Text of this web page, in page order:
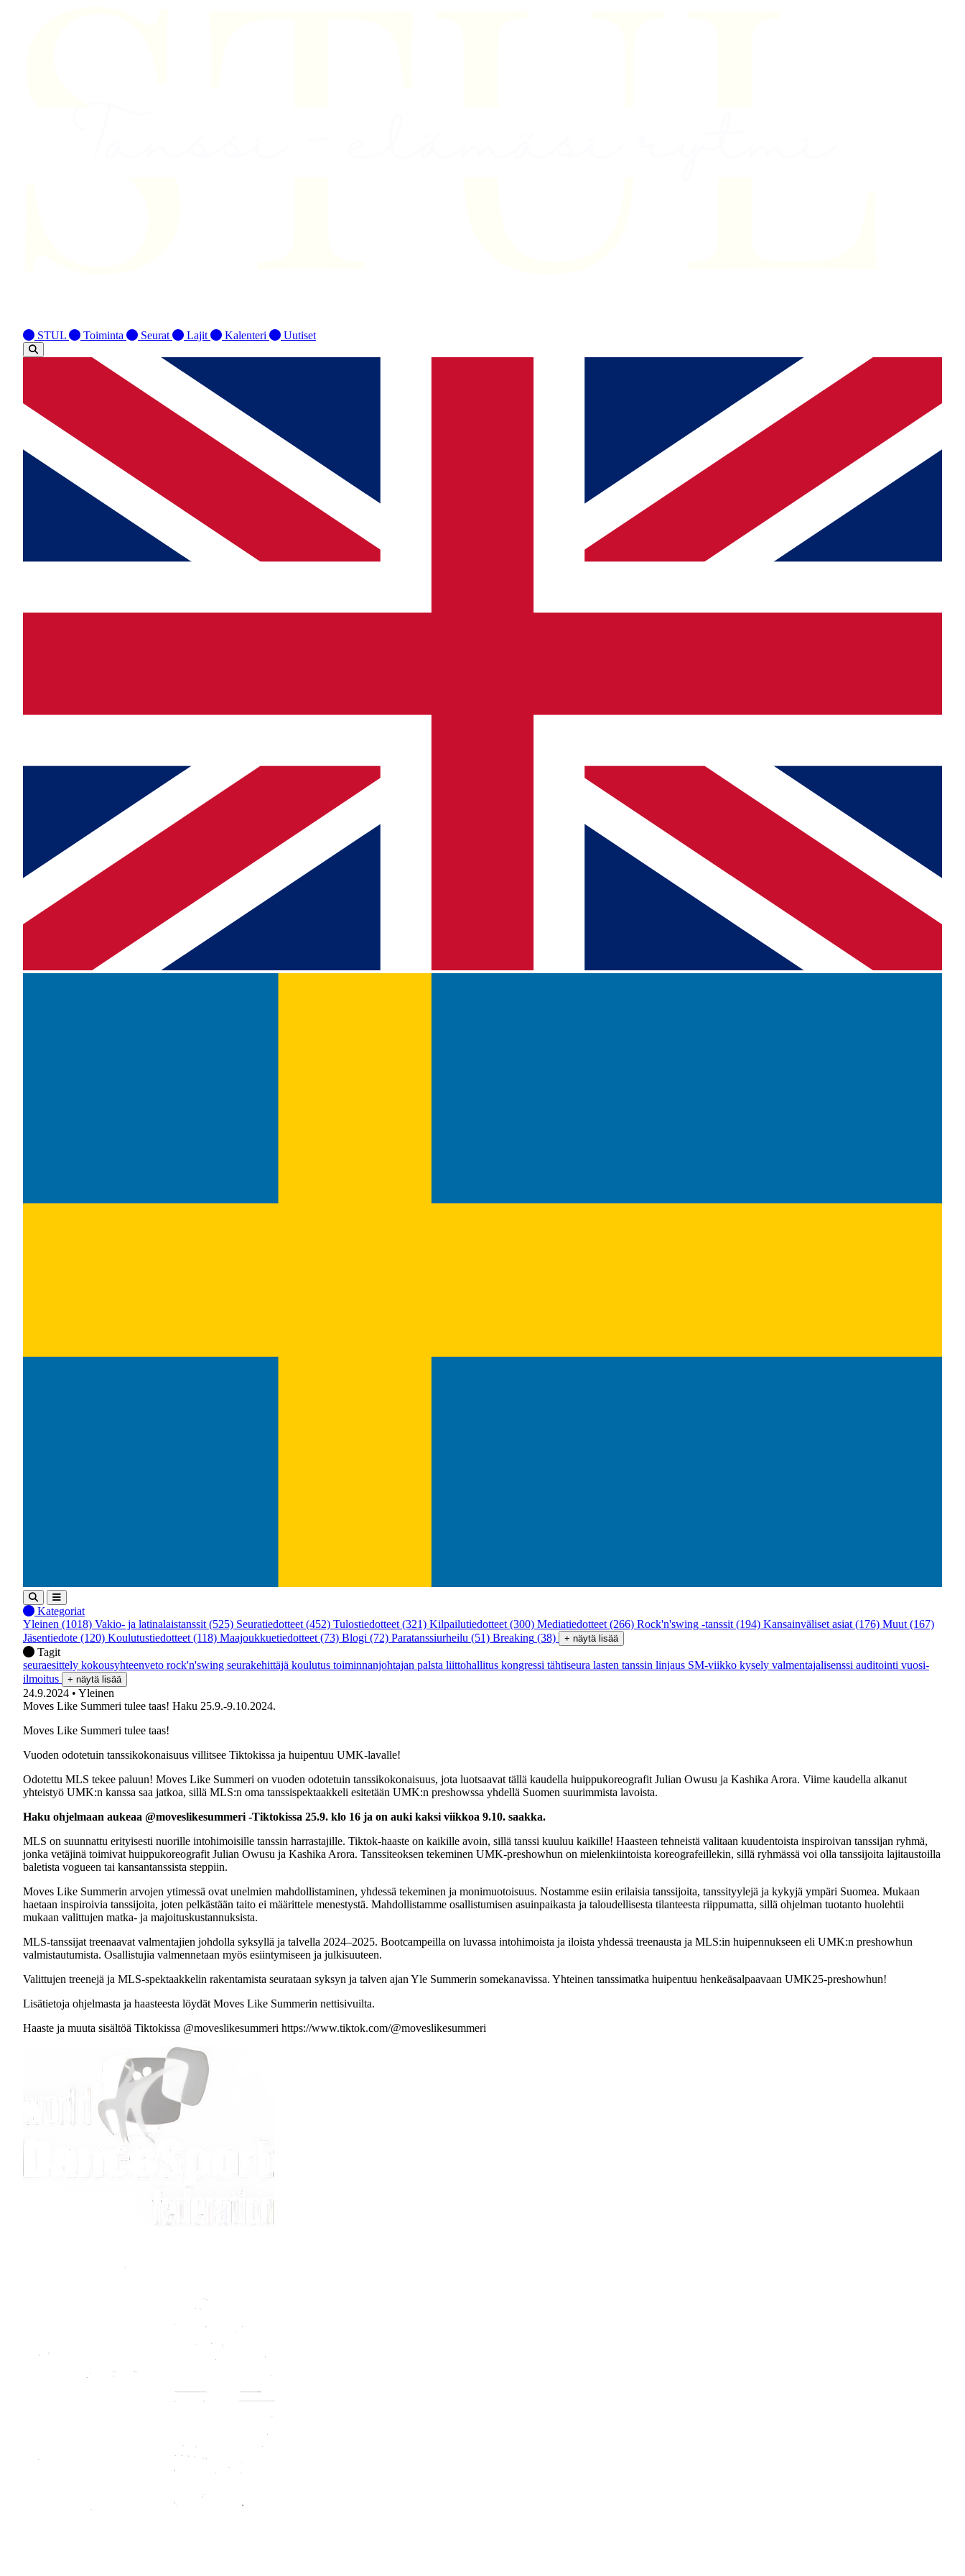
STUL Toiminta Seurat Lajit Kalenteri Uutiset
Kategoriat
Yleinen (1018) Vakio- ja latinalaistanssit (525) Seuratiedotteet (452) Tulostiedotteet (321) Kilpailutiedotteet (300) Mediatiedotteet (266) Rock'n'swing -tanssit (194) Kansainväliset asiat (176) Muut (167)
Jäsentiedote (120) Koulutustiedotteet (118) Maajoukkuetiedotteet (73) Blogi (72) Paratanssiurheilu (51) Breaking (38) + näytä lisää
Tagit
seuraesittely kokousyhteenveto rock'n'swing seurakehittäjä koulutus toiminnanjohtajan palsta liittohallitus kongressi tähtiseura lasten tanssin linjaus SM-viikko kysely valmentajalisenssi auditointi vuosi-
ilmoitus
+ näytä lisää
24.9.2024 • Yleinen
Moves Like Summeri tulee taas! Haku 25.9.-9.10.2024.
Moves Like Summeri tulee taas!
Vuoden odotetuin tanssikokonaisuus villitsee Tiktokissa ja huipentuu UMK-lavalle!
Odotettu MLS tekee paluun! Moves Like Summeri on vuoden odotetuin tanssikokonaisuus, jota luotsaavat tällä kaudella huippukoreografit Julian Owusu ja Kashika Arora. Viime kaudella alkanut
yhteistyö UMK:n kanssa saa jatkoa, sillä MLS:n oma tanssispektaakkeli esitetään UMK:n preshowssa yhdellä Suomen suurimmista lavoista.
Haku ohjelmaan aukeaa @moveslikesummeri -Tiktokissa 25.9. klo 16 ja on auki kaksi viikkoa 9.10. saakka.
MLS on suunnattu erityisesti nuorille intohimoisille tanssin harrastajille. Tiktok-haaste on kaikille avoin, sillä tanssi kuuluu kaikille! Haasteen tehneistä valitaan kuudentoista inspiroivan tanssijan ryhmä,
jonka vetäjinä toimivat huippukoreografit Julian Owusu ja Kashika Arora. Tanssiteoksen tekeminen UMK-preshowhun on mielenkiintoista koreografeillekin, sillä ryhmässä voi olla tanssijoita lajitaustoilla
baletista vogueen tai kansantanssista steppiin.
Moves Like Summerin arvojen ytimessä ovat unelmien mahdollistaminen, yhdessä tekeminen ja monimuotoisuus. Nostamme esiin erilaisia tanssijoita, tanssityylejä ja kykyjä ympäri Suomea. Mukaan
haetaan inspiroivia tanssijoita, joten pelkästään taito ei määrittele menestystä. Mahdollistamme osallistumisen asuinpaikasta ja taloudellisesta tilanteesta riippumatta, sillä ohjelman tuotanto huolehtii
mukaan valittujen matka- ja majoituskustannuksista.
MLS-tanssijat treenaavat valmentajien johdolla syksyllä ja talvella 2024–2025. Bootcampeilla on luvassa intohimoista ja iloista yhdessä treenausta ja MLS:in huipennukseen eli UMK:n preshowhun
valmistautumista. Osallistujia valmennetaan myös esiintymiseen ja julkisuuteen.
Valittujen treenejä ja MLS-spektaakkelin rakentamista seurataan syksyn ja talven ajan Yle Summerin somekanavissa. Yhteinen tanssimatka huipentuu henkeäsalpaavaan UMK25-preshowhun!
Lisätietoja ohjelmasta ja haasteesta löydät Moves Like Summerin nettisivuilta.
Haaste ja muuta sisältöä Tiktokissa @moveslikesummeri https://www.tiktok.com/@moveslikesummeri